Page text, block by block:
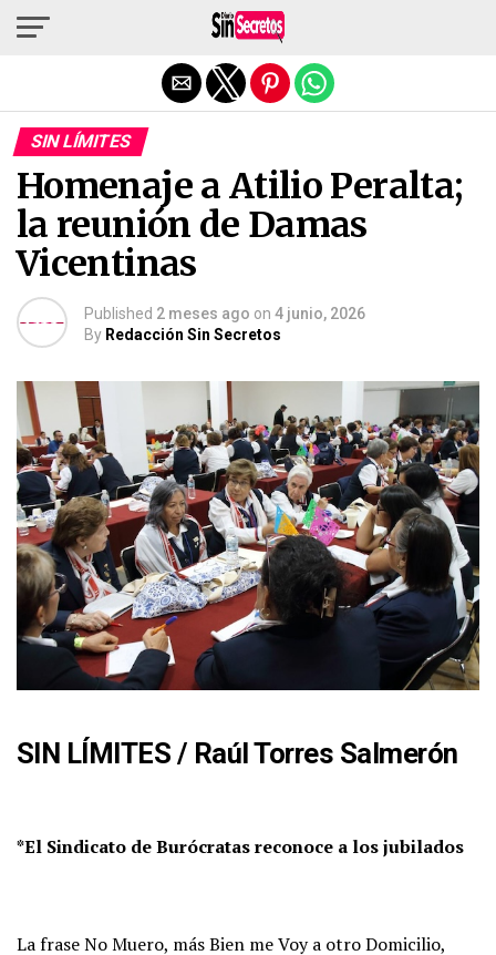
SIN LÍMITES
Homenaje a Atilio Peralta;
la reunión de Damas
Vicentinas
Published 2 meses ago on 4 junio, 2026
By Redacción Sin Secretos
SIN LÍMITES / Raúl Torres Salmerón
*El Sindicato de Burócratas reconoce a los jubilados
La frase No Muero, más Bien me Voy a otro Domicilio,
Salir de la versión móvil